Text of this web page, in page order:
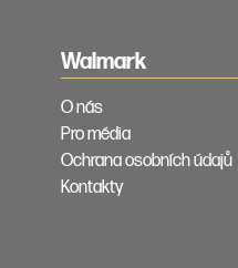
Walmark
O nás
Pro média
Ochrana osobních údajů
Kontakty